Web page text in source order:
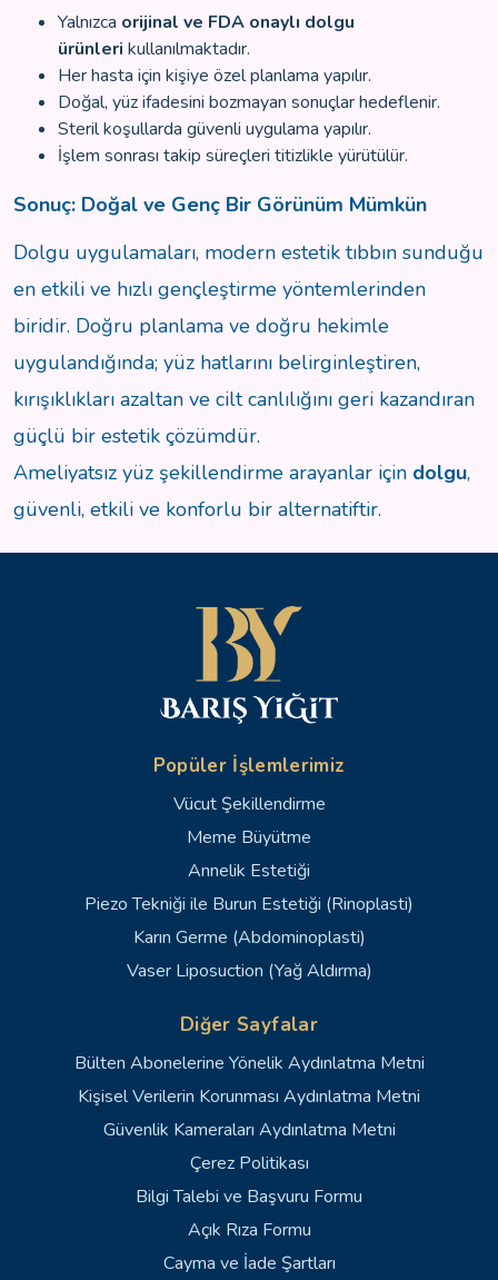
Yalnızca orijinal ve FDA onaylı dolgu
ürünleri kullanılmaktadır.
Her hasta için kişiye özel planlama yapılır.
Doğal, yüz ifadesini bozmayan sonuçlar hedeflenir.
Steril koşullarda güvenli uygulama yapılır.
İşlem sonrası takip süreçleri titizlikle yürütülür.
Sonuç: Doğal ve Genç Bir Görünüm Mümkün
Dolgu uygulamaları, modern estetik tıbbın sunduğu
en etkili ve hızlı gençleştirme yöntemlerinden
biridir. Doğru planlama ve doğru hekimle
uygulandığında; yüz hatlarını belirginleştiren,
kırışıklıkları azaltan ve cilt canlılığını geri kazandıran
güçlü bir estetik çözümdür.
Ameliyatsız yüz şekillendirme arayanlar için dolgu,
güvenli, etkili ve konforlu bir alternatiftir.
Popüler İşlemlerimiz
Vücut Şekillendirme
Meme Büyütme
Annelik Estetiği
Piezo Tekniği ile Burun Estetiği (Rinoplasti)
Karın Germe (Abdominoplasti)
Vaser Liposuction (Yağ Aldırma)
Diğer Sayfalar
Bülten Abonelerine Yönelik Aydınlatma Metni
Kişisel Verilerin Korunması Aydınlatma Metni
Güvenlik Kameraları Aydınlatma Metni
Çerez Politikası
Bilgi Talebi ve Başvuru Formu
Açık Rıza Formu
Cayma ve İade Şartları